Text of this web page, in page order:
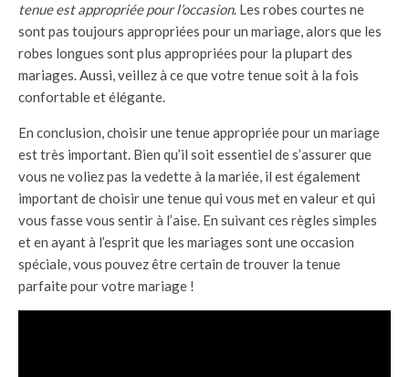
tenue est appropriée pour l’occasion. Les robes courtes ne
sont pas toujours appropriées pour un mariage, alors que les
robes longues sont plus appropriées pour la plupart des
mariages. Aussi, veillez à ce que votre tenue soit à la fois
confortable et élégante.
En conclusion, choisir une tenue appropriée pour un mariage
est très important. Bien qu’il soit essentiel de s’assurer que
vous ne voliez pas la vedette à la mariée, il est également
important de choisir une tenue qui vous met en valeur et qui
vous fasse vous sentir à l’aise. En suivant ces règles simples
et en ayant à l’esprit que les mariages sont une occasion
spéciale, vous pouvez être certain de trouver la tenue
parfaite pour votre mariage !